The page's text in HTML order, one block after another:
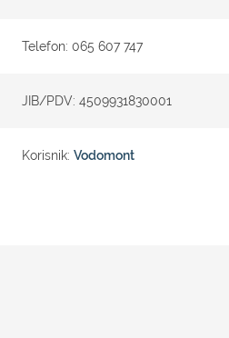
Telefon: 065 607 747
JIB/PDV: 4509931830001
Korisnik: Vodomont